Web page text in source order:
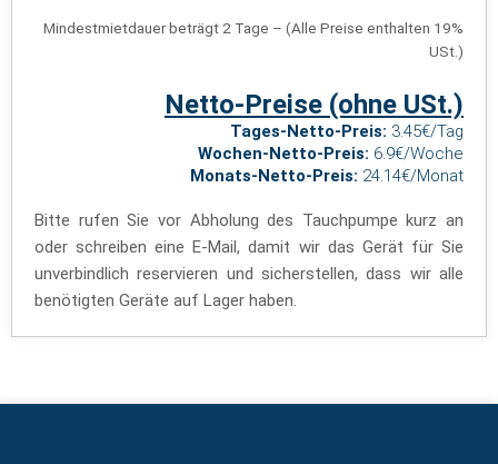
Mindestmietdauer beträgt 2 Tage – (Alle Preise enthalten 19%
USt.)
Netto-Preise (ohne USt.)
Tages-Netto-Preis: 3.45€/Tag
Wochen-Netto-Preis: 6.9€/Woche
Monats-Netto-Preis: 24.14€/Monat
Bitte rufen Sie vor Abholung des Tauchpumpe kurz an
oder schreiben eine E-Mail, damit wir das Gerät für Sie
unverbindlich reservieren und sicherstellen, dass wir alle
benötigten Geräte auf Lager haben.